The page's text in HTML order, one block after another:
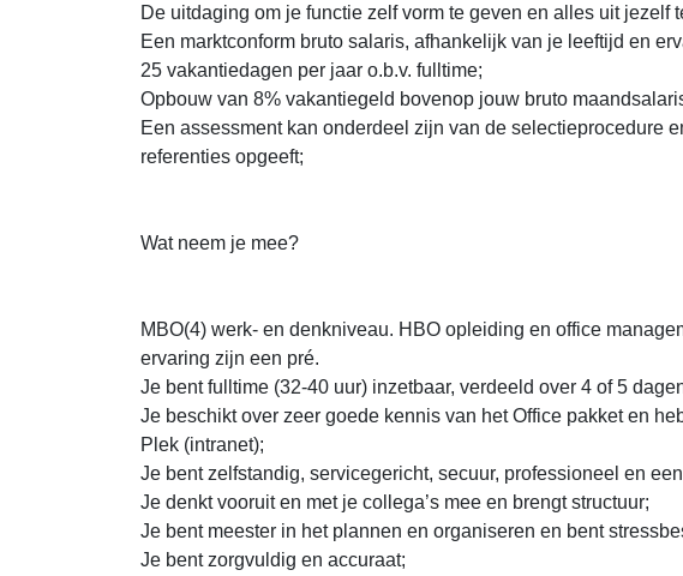
De uitdaging om je functie zelf vorm te geven en alles uit jezelf
Een marktconform bruto salaris, afhankelijk van je leeftijd en
25 vakantiedagen per jaar o.b.v. fulltime;
Opbouw van 8% vakantiegeld bovenop jouw bruto
Een assessment kan onderdeel zijn van de selectieprocedure
referenties opgeeft;
Wat neem je mee?
MBO(4) werk- en denkniveau. HBO opleiding en office
ervaring zijn een pré.
Je bent fulltime (32-40 uur) inzetbaar, verdeeld over 4 of 5
Je beschikt over zeer goede kennis van het Office pakket en
Plek (intranet);
Je bent zelfstandig, servicegericht, secuur, professioneel en
Je denkt vooruit en met je collega’s mee en brengt structuur;
Je bent meester in het plannen en organiseren en bent
Je bent zorgvuldig en accuraat;